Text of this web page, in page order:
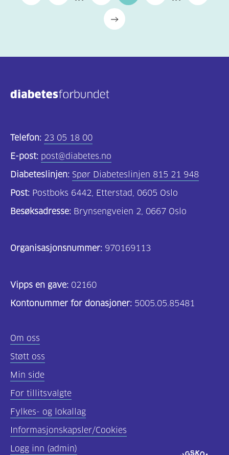
Telefon: 23 05 18 00
E-post: post@diabetes.no
Diabeteslinjen: Spør Diabeteslinjen 815 21 948
Post: Postboks 6442, Etterstad, 0605 Oslo
Besøksadresse: Brynsengveien 2, 0667 Oslo
Organisasjonsnummer: 970169113
Vipps en gave: 02160
Kontonummer for donasjoner: 5005.05.85481
Om oss
Støtt oss
Min side
For tillitsvalgte
Fylkes- og lokallag
Informasjonskapsler/Cookies
Logg inn (admin)